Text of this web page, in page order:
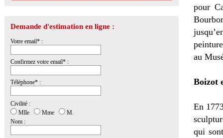
Demande d'estimation en ligne :
Votre email* :
Confirmez votre email* :
Téléphone* :
Civilité :
Mlle
Mme
M.
Nom :
pour
au
Boizot
En
qui